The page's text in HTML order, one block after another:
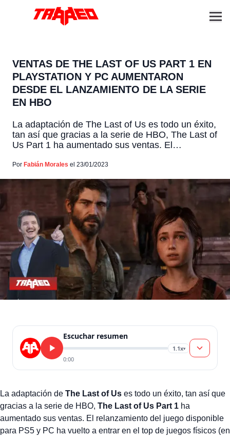
VENTAS DE THE LAST OF US PART 1 EN
PLAYSTATION Y PC AUMENTARON
DESDE EL LANZAMIENTO DE LA SERIE
EN HBO
La adaptación de The Last of Us es todo un éxito,
tan así que gracias a la serie de HBO, The Last of
Us Part 1 ha aumentado sus ventas. El
PC ha vuelto a entrar en el top de juegos físicos
Por Fabián Morales el 23/01/2023
Escuchar resumen
1.1x▾
0:00
La adaptación de The Last of Us es todo un éxito, tan así que
gracias a la serie de HBO, The Last of Us Part 1 ha
aumentado sus ventas. El relanzamiento del juego disponible
para PS5 y PC ha vuelto a entrar en el top de juegos físicos (en